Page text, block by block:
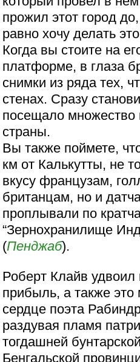
прожил этот город
равно хочу делать
Когда вы стоите на
платформе, в глаза
снимки из ряда тех,
стенах. Сразу
посещало множество
страны.
Вы также поймете,
км от Калькутты, не
вкусу французам,
британцам, но и
проплывали по
“Зернохранилище
(Пенджаб).
Роберт Клайв удвоил
прибыль, а также
сердце поэта
раздувая пламя
тогдашней
Бенгальской